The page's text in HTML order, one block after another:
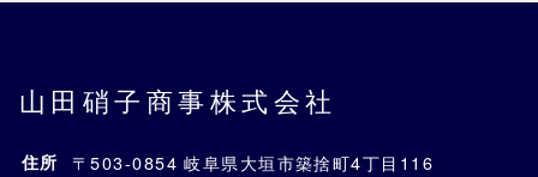
山田硝子商事株式会社
住所 〒503-0854 岐阜県大垣市築捨町4丁目116